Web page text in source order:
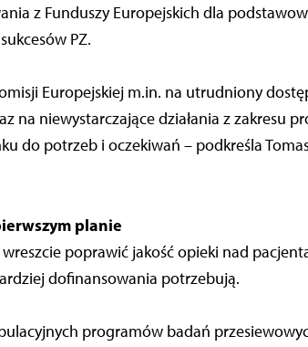
z Funduszy Europejskich dla
PZ.
Europejskiej m.in. na utrudniony
na niewystarczające działania z zakresu
do potrzeb i oczekiwań – podkreśla
planie
poprawić jakość opieki nad
dofinansowania potrzebują.
programów badań